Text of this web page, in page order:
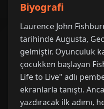
Biyografi
Laurence John
tarihinde Augusta,
gelmiştir. Oyunculuk
çocukken başlayan
Life to Live" adlı
ekranlarla tanıştı.
yazdıracak ilk adımı,